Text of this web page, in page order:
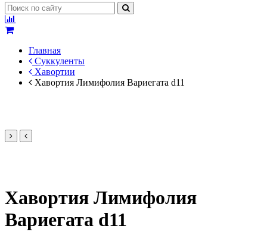
Главная
Суккуленты
Хавортии
Хавортия Лимифолия Вариегата d11
Хавортия Лимифолия
Вариегата d11